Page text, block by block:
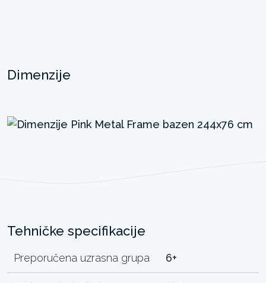
Dimenzije
Tehničke specifikacije
Preporučena uzrasna grupa 6+